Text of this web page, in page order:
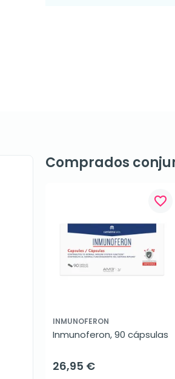
Comprados
favorite_border
INMUNOFERON
Inmunoferon, 90 cápsulas
26,95 €